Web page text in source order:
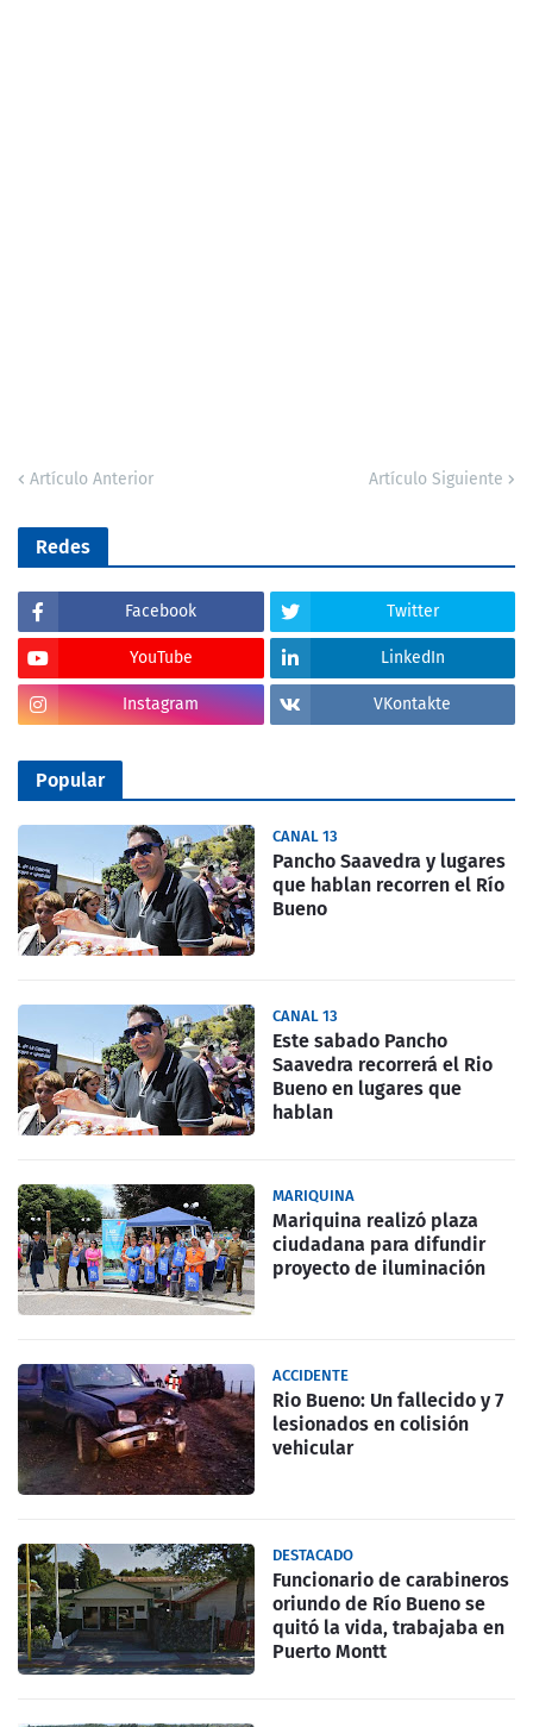
Artículo Anterior Artículo Siguiente
Redes
Facebook Twitter
YouTube LinkedIn
Instagram VKontakte
Popular
CANAL 13
Pancho Saavedra y lugares
que hablan recorren el Río
Bueno
CANAL 13
Este sabado Pancho
Saavedra recorrerá el Rio
Bueno en lugares que
hablan
MARIQUINA
Mariquina realizó plaza
ciudadana para difundir
proyecto de iluminación
ACCIDENTE
Rio Bueno: Un fallecido y 7
lesionados en colisión
vehicular
DESTACADO
Funcionario de carabineros
oriundo de Río Bueno se
quitó la vida, trabajaba en
Puerto Montt